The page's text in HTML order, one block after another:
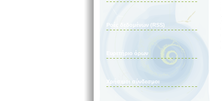
Ροές δεδομένων (RSS)
Ευρετήριο όρων
Χρήσιμοι σύνδεσμοι